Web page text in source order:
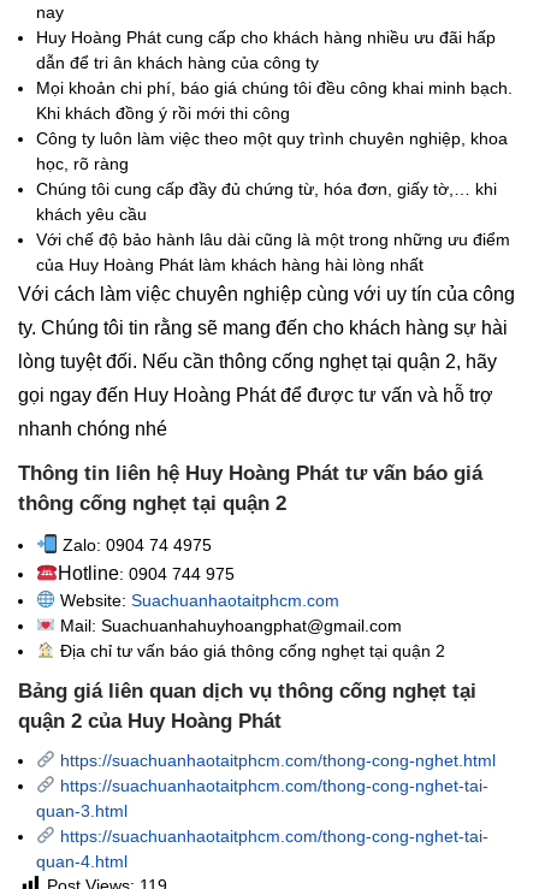
nay
Huy Hoàng Phát cung cấp cho khách hàng nhiều ưu đãi hấp
dẫn để tri ân khách hàng của công ty
Mọi khoản chi phí, báo giá chúng tôi đều công khai minh bạch.
Khi khách đồng ý rồi mới thi công
Công ty luôn làm việc theo một quy trình chuyên nghiệp, khoa
học, rõ ràng
Chúng tôi cung cấp đầy đủ chứng từ, hóa đơn, giấy tờ,… khi
khách yêu cầu
Với chế độ bảo hành lâu dài cũng là một trong những ưu điểm
của Huy Hoàng Phát làm khách hàng hài lòng nhất
Với cách làm việc chuyên nghiệp cùng với uy tín của công
ty. Chúng tôi tin rằng sẽ mang đến cho khách hàng sự hài
lòng tuyệt đối. Nếu cần thông cống nghẹt tại quận 2, hãy
gọi ngay đến Huy Hoàng Phát để được tư vấn và hỗ trợ
nhanh chóng nhé
Thông tin liên hệ Huy Hoàng Phát tư vấn báo giá
thông cống nghẹt tại quận 2
Zalo: 0904 74 4975
Hotline: 0904 744 975
Website: Suachuanhaotaitphcm.com
Mail: Suachuanhahuyhoangphat@gmail.com
Địa chỉ tư vấn báo giá thông cống nghẹttại quận 2
Bảng giá liên quan dịch vụ thông cống nghẹt tại
quận 2 của Huy Hoàng Phát
https://suachuanhaotaitphcm.com/thong-cong-nghet.html
https://suachuanhaotaitphcm.com/thong-cong-nghet-tai-
quan-3.html
https://suachuanhaotaitphcm.com/thong-cong-nghet-tai-
quan-4.html
Post Views: 119